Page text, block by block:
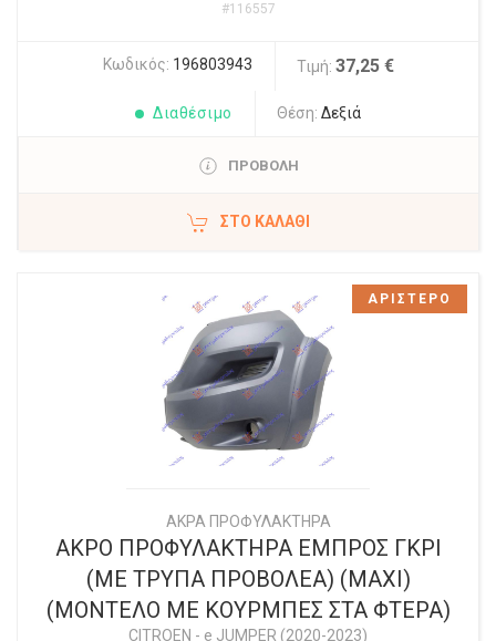
#116557
Κωδικός: 196803943 Τιμή: 37,25 €
Διαθέσιμο Θέση: Δεξιά
ΠΡΟΒΟΛΗ
ΣΤΟ ΚΑΛΆΘΙ
ΑΚΡΑ ΠΡΟΦΥΛΑΚΤΗΡΑ
ΑΚΡΟ ΠΡΟΦΥΛΑΚΤΗΡΑ ΕΜΠΡΟΣ ΓΚΡΙ
(ΜΕ ΤΡΥΠΑ ΠΡΟΒΟΛΕΑ) (MAXI)
(ΜΟΝΤΕΛΟ ΜΕ ΚΟΥΡΜΠΕΣ ΣΤΑ ΦΤΕΡΑ)
CITROEN - e JUMPER (2020-2023)
ΑΡΙΣΤΕΡΟ